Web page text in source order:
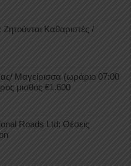
Καθαριστές /
Μαγείρισσα (ωράριο 07:00
μισθός €1.600
Roads Ltd: Θέσεις